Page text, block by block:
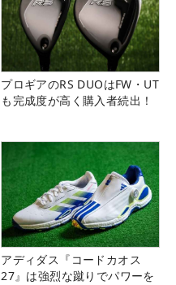
プロギアのRS DUOはFW・UT
も完成度が高く購入者続出！
アディダス『コードカオス
27』は強烈な蹴りでパワーを